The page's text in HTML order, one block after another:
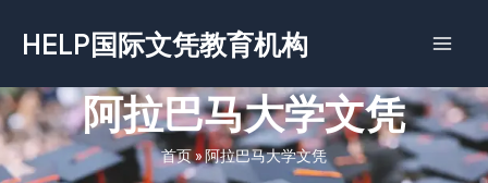
容
HELP国际文凭教育机构
阿拉巴马大学文凭
首页»阿拉巴马大学文凭